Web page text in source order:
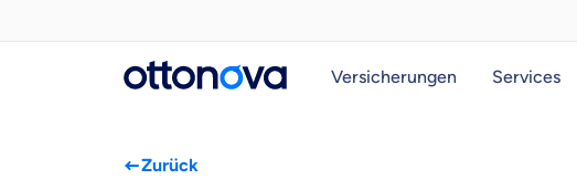
Versicherungen Services
Zurück